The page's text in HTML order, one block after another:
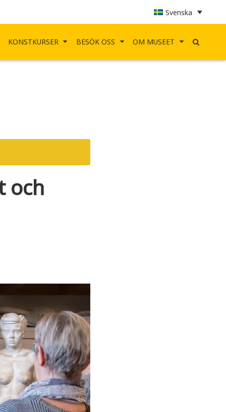
Svenska
KONSTKURSER BESÖK OSS OM MUSEET
och